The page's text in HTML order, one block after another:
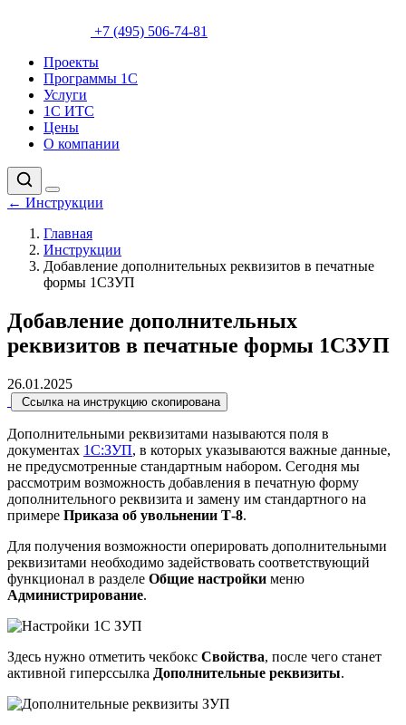
+7 (495) 506-74-81
Проекты
Программы 1С
Услуги
1С ИТС
Цены
О компании
← Инструкции
Главная
Инструкции
Добавление дополнительных реквизитов в печатные
формы 1СЗУП
Добавление дополнительных
реквизитов в печатные формы 1СЗУП
26.01.2025
Ссылка на инструкцию скопирована
Дополнительными реквизитами называются поля в
документах 1С:ЗУП, в которых указываются важные данные,
не предусмотренные стандартным набором. Сегодня мы
рассмотрим возможность добавления в печатную форму
дополнительного реквизита и замену им стандартного на
примере Приказа об увольнении Т-8.
Для получения возможности оперировать дополнительными
реквизитами необходимо задействовать соответствующий
функционал в разделе Общие настройки меню
Администрирование.
Здесь нужно отметить чекбокс Свойства, после чего станет
активной гиперссылка Дополнительные реквизиты.